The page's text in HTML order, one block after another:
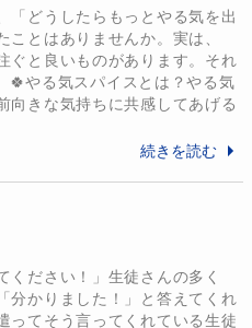
「どうしたらもっとやる気を出
ことはありませんか。実は、
ぐと良いものがあります。それ
やる気スパイスとは？やる気
向きな気持ちに共感してあげる
続きを読む
ください！」生徒さんの多く
分かりました！」と答えてくれ
ってそう言ってくれている生徒